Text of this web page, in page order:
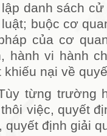
lập danh sách
luật; buộc cơ
của cơ
hành vi hành
khiếu nại về
từng trường
việc, quyết
quyết định giải